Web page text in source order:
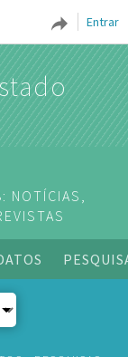
Entrar
NOTÍCIAS,